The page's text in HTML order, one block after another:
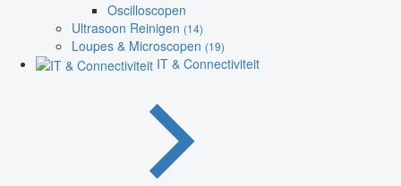
Oscilloscopen
Ultrasoon Reinigen (14)
Loupes & Microscopen (19)
IT & Connectiviteit